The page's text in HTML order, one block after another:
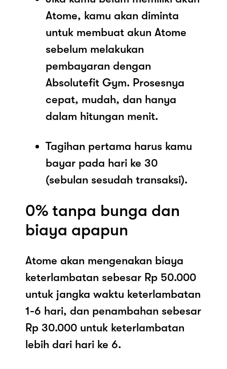
Atome, kamu akan diminta
untuk membuat akun Atome
sebelum melakukan
pembayaran dengan
Absolutefit Gym. Prosesnya
cepat, mudah, dan hanya
dalam hitungan menit.
Tagihan pertama harus kamu
bayar pada hari ke 30
(sebulan sesudah transaksi).
0% tanpa bunga dan
biaya apapun
Atome akan mengenakan biaya
keterlambatan sebesar Rp 50.000
untuk jangka waktu keterlambatan
1-6 hari, dan penambahan sebesar
Rp 30.000 untuk keterlambatan
lebih dari hari ke 6.